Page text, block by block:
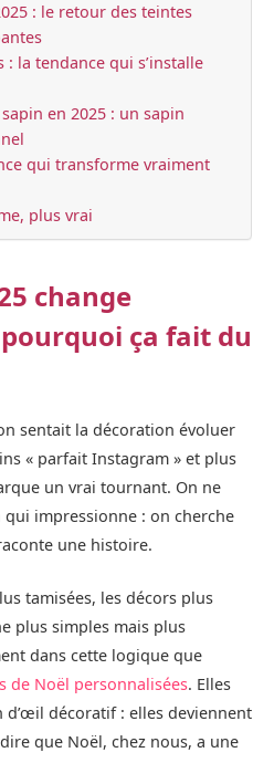
: le retour des teintes
la tendance qui s’installe
en 2025 : un sapin
qui transforme vraiment
plus vrai
change
ça fait du
sentait la décoration évoluer
« parfait Instagram » et plus
un vrai tournant. On ne
impressionne : on cherche
une histoire.
tamisées, les décors plus
plus simples mais plus
dans cette logique que
de Noël personnalisées. Elles
décoratif : elles deviennent
que Noël, chez nous, a une